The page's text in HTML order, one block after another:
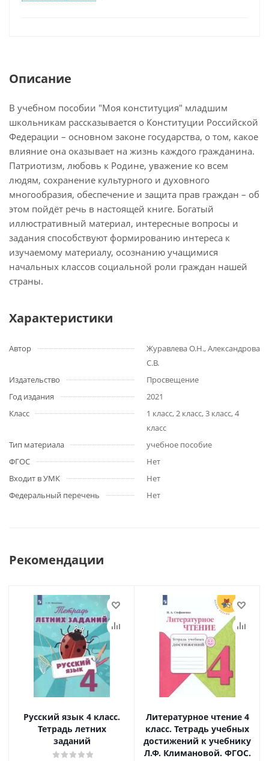
Описание
В учебном пособии "Моя конституция" младшим
школьникам рассказывается о Конституции Российской
Федерации – основном законе государства, о том, какое
влияние она оказывает на жизнь каждого гражданина.
Патриотизм, любовь к Родине, уважение ко всем
людям, сохранение культурного и духовного
многообразия, обеспечение и защита прав граждан – об
этом пойдёт речь в настоящей книге. Богатый
иллюстративный материал, интересные вопросы и
задания способствуют формированию интереса к
изучаемому материалу, осознанию учащимися
начальных классов социальной роли граждан нашей
страны.
Характеристики
Автор
Журавлева О.Н., Александрова
С.В.
Издательство
Просвещение
Год издания
2021
Класс
1 класс, 2 класс, 3 класс, 4
класс
Тип материала
учебное пособие
ФГОС
Нет
Входит в УМК
Нет
Федеральный перечень
Нет
Рекомендации
Русский язык 4 класс.
Тетрадь летних
заданий
Литературное чтение 4
класс. Тетрадь учебных
достижений к учебнику
Л.Ф. Климановой. ФГОС.